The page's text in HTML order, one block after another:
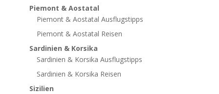
Piemont & Aostatal
Piemont & Aostatal Ausflugstipps
Piemont & Aostatal Reisen
Sardinien & Korsika
Sardinien & Korsika Ausflugstipps
Sardinien & Korsika Reisen
Sizilien